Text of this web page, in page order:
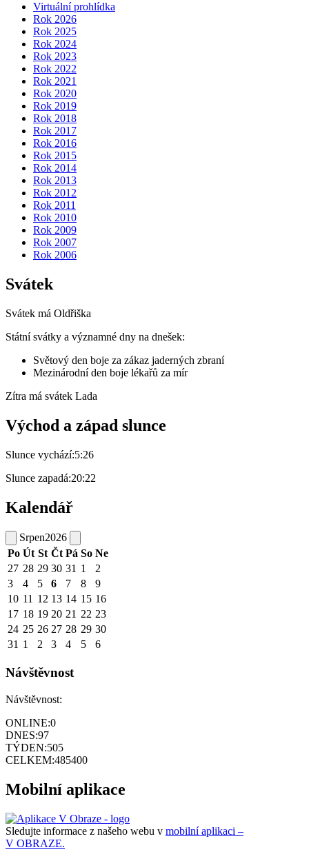
Virtuální prohlídka
Rok 2026
Rok 2025
Rok 2024
Rok 2023
Rok 2022
Rok 2021
Rok 2020
Rok 2019
Rok 2018
Rok 2017
Rok 2016
Rok 2015
Rok 2014
Rok 2013
Rok 2012
Rok 2011
Rok 2010
Rok 2009
Rok 2007
Rok 2006
Svátek
Svátek má Oldřiška
Státní svátky a významné dny na dnešek:
Světový den boje za zákaz jaderných zbraní
Mezinárodní den boje lékařů za mír
Zítra má svátek Lada
Východ a západ slunce
Slunce vychází:5:26
Slunce zapadá:20:22
Kalendář
Srpen2026
Po Út St Čt Pá So Ne
27 28 29 30 31 1
2
3
4 5 6 7 8
9
10 11 12 13 14 15 16
17 18 19 20 21 22 23
24 25 26 27 28 29 30
31 1 2 3 4 5 6
Návštěvnost
Návštěvnost:
ONLINE:0
DNES:97
TÝDEN:505
CELKEM:485400
Mobilní aplikace
Sledujte informace z našeho webu v mobilní aplikaci –
V OBRAZE.